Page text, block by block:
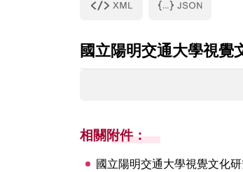
未來展
國立陽明交通大學視覺
相關附件：
國立陽明交通大學視覺文化